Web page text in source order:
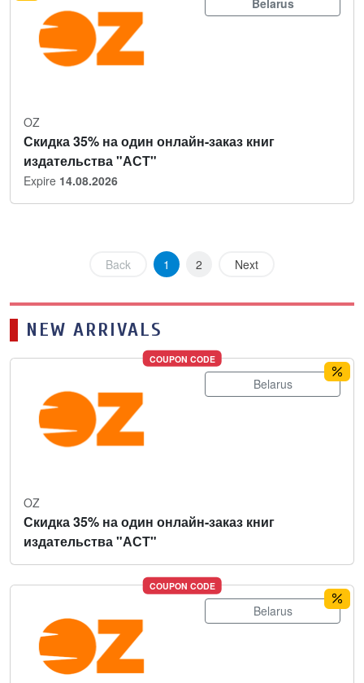
OZ
Скидка 35% на один онлайн-заказ книг
издательства "АСТ"
Expire 14.08.2026
Back 1 2 Next
NEW ARRIVALS
COUPON CODE
Belarus
OZ
Скидка 35% на один онлайн-заказ книг
издательства "АСТ"
COUPON CODE
Belarus